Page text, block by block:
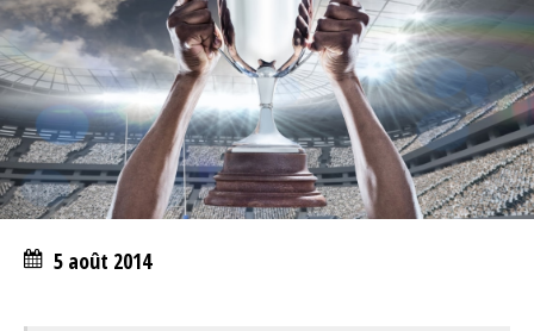
5 août 2014